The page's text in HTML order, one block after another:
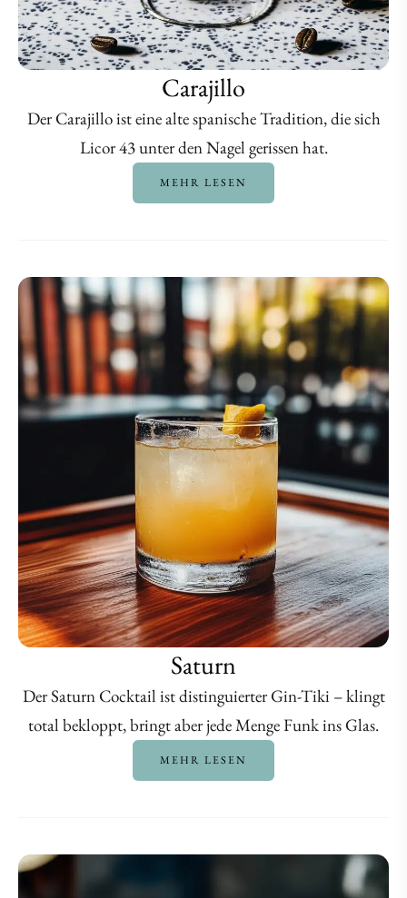
Carajillo
Der Carajillo ist eine alte spanische Tradition, die sich
Licor 43 unter den Nagel gerissen hat.
MEHR LESEN
Saturn
Der Saturn Cocktail ist distinguierter Gin-Tiki – klingt
total bekloppt, bringt aber jede Menge Funk ins Glas.
MEHR LESEN